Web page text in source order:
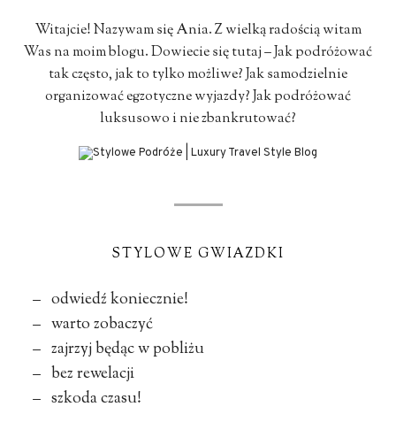
Witajcie! Nazywam się Ania. Z wielką radością witam
Was na moim blogu. Dowiecie się tutaj – Jak podróżować
tak często, jak to tylko możliwe? Jak samodzielnie
organizować egzotyczne wyjazdy? Jak podróżować
luksusowo i nie zbankrutować?
STYLOWE GWIAZDKI
– odwiedź koniecznie!
– warto zobaczyć
– zajrzyj będąc w pobliżu
– bez rewelacji
– szkoda czasu!